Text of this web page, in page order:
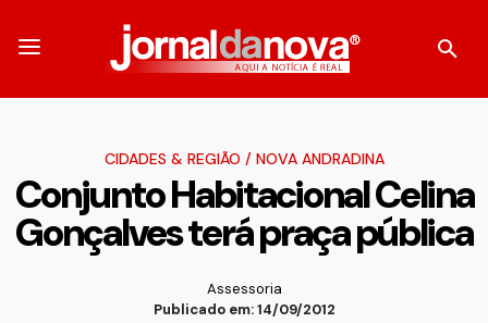
CIDADES & REGIÃO / NOVA ANDRADINA
Conjunto Habitacional Celina
Gonçalves terá praça pública
Assessoria
Publicado em: 14/09/2012